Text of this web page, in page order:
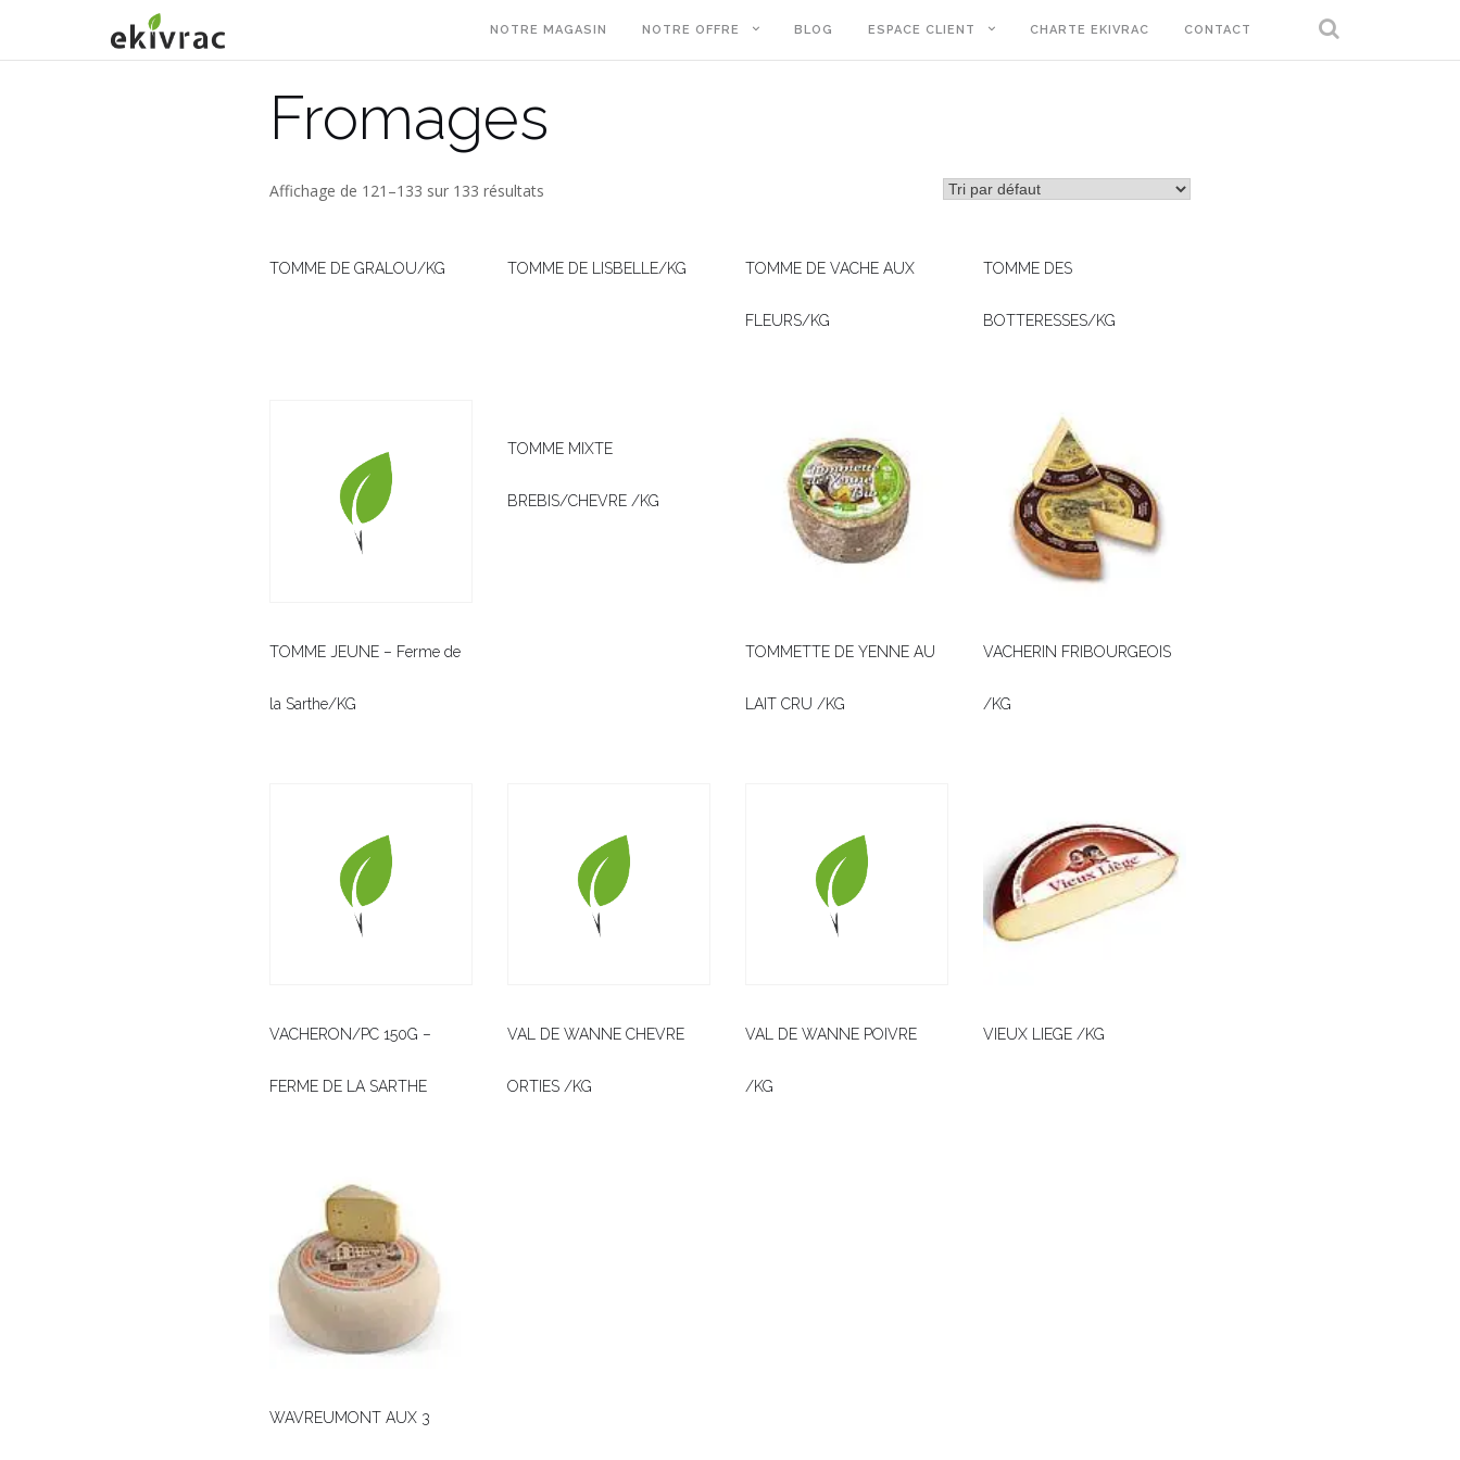
contenu
NOTRE MAGASIN NOTRE OFFRE BLOG ESPACE CLIENT CHARTE EKIVRAC CONTACT
Fromages
Affichage de 121–133 sur 133 résultats
TOMME DE GRALOU/KG TOMME DE LISBELLE/KG TOMME DE VACHE AUX
FLEURS/KG
TOMME DES
BOTTERESSES/KG
TOMME JEUNE – Ferme de
la Sarthe/KG
TOMME MIXTE
BREBIS/CHEVRE /KG
TOMMETTE DE YENNE AU
LAIT CRU /KG
VACHERIN FRIBOURGEOIS
/KG
VACHERON/PC 150G –
FERME DE LA SARTHE
VAL DE WANNE CHEVRE
ORTIES /KG
VAL DE WANNE POIVRE
/KG
VIEUX LIEGE /KG
WAVREUMONT AUX 3